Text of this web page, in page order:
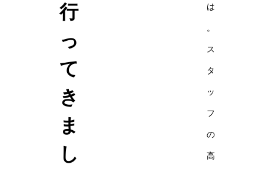
行
っ
て
き
ま
し
は
。
ス
タ
ッ
フ
の
高